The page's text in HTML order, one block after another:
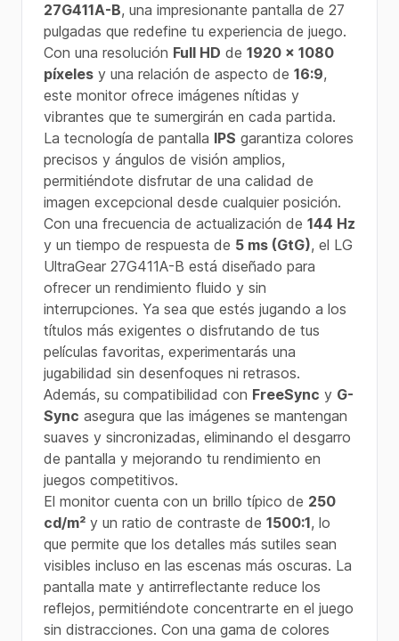
27G411A-B, una impresionante pantalla de 27
pulgadas que redefine tu experiencia de juego.
Con una resolución Full HD de 1920 x 1080
píxeles y una relación de aspecto de 16:9,
este monitor ofrece imágenes nítidas y
vibrantes que te sumergirán en cada partida.
La tecnología de pantalla IPS garantiza colores
precisos y ángulos de visión amplios,
permitiéndote disfrutar de una calidad de
imagen excepcional desde cualquier posición.
Con una frecuencia de actualización de 144 Hz
y un tiempo de respuesta de 5 ms (GtG), el LG
UltraGear 27G411A-B está diseñado para
ofrecer un rendimiento fluido y sin
interrupciones. Ya sea que estés jugando a los
títulos más exigentes o disfrutando de tus
películas favoritas, experimentarás una
jugabilidad sin desenfoques ni retrasos.
Además, su compatibilidad con FreeSync y G-
Sync asegura que las imágenes se mantengan
suaves y sincronizadas, eliminando el desgarro
de pantalla y mejorando tu rendimiento en
juegos competitivos.
El monitor cuenta con un brillo típico de 250
cd/m² y un ratio de contraste de 1500:1, lo
que permite que los detalles más sutiles sean
visibles incluso en las escenas más oscuras. La
pantalla mate y antirreflectante reduce los
reflejos, permitiéndote concentrarte en el juego
sin distracciones. Con una gama de colores